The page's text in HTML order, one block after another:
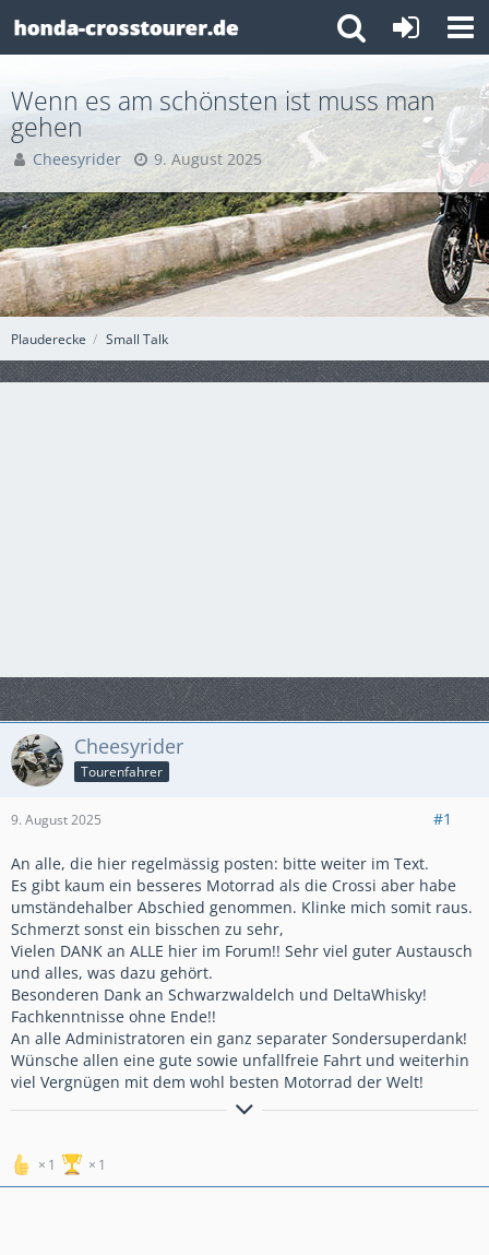
Plauderecke Small Talk
Wenn es am schönsten ist muss man
gehen
Cheesyrider 9. August 2025
Cheesyrider
Tourenfahrer
9. August 2025 #1
An alle, die hier regelmässig posten: bitte weiter im Text.
Es gibt kaum ein besseres Motorrad als die Crossi aber habe
umständehalber Abschied genommen. Klinke mich somit raus.
Schmerzt sonst ein bisschen zu sehr,
Vielen DANK an ALLE hier im Forum!! Sehr viel guter Austausch
und alles, was dazu gehört.
Besonderen Dank an Schwarzwaldelch und DeltaWhisky!
Fachkenntnisse ohne Ende!!
An alle Administratoren ein ganz separater Sondersuperdank!
Wünsche allen eine gute sowie unfallfreie Fahrt und weiterhin
viel Vergnügen mit dem wohl besten Motorrad der Welt!
Wer ZEN beherrscht kennt keine Spritpreise
1 1